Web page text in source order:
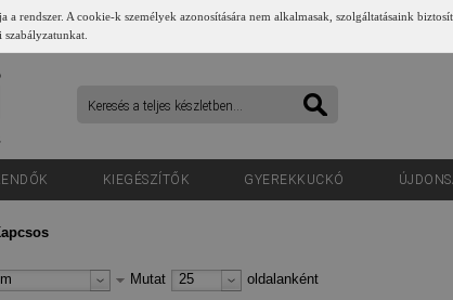
A cookie-k személyek azonosítására nem alkalmasak, szolgáltatásaink
KIEGÉSZÍTŐK GYEREKKUCKÓ
Mutat 25 oldalanként